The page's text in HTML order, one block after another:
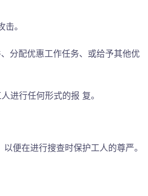
。
分配优惠工作任务、或给予其他优
进行任何形式的报 复。
便在进行搜查时保护工人的尊严。